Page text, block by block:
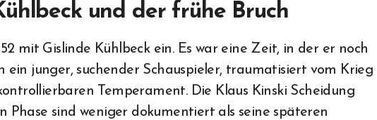
und der frühe Bruch
mit Gislinde Kühlbeck ein. Es war eine Zeit, in der er noch
ein junger, suchender Schauspieler, traumatisiert vom Krieg
Temperament. Die Klaus Kinski Scheidung
Phase sind weniger dokumentiert als seine späteren